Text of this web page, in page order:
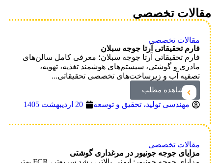
مقالات تخصصی
مقالات تخصصی
فارم تحقیقاتی آرتا جوجه سبلان
فارم تحقیقاتی آرتا جوجه سبلان؛ معرفی کامل سالن‌های
مادری و گوشتی، سیستم‌های هوشمند تغذیه، تهویه،
تصفیه آب و زیرساخت‌های تخصصی تحقیقاتی...
مشاهده مطلب
مهندسی تولید، تحقیق و توسعه 20 اردیبهشت 1405
مقالات تخصصی
مزایای جوجه‌ جونیور در مرغداری گوشتی